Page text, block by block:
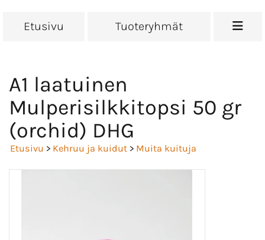
Etusivu Tuoteryhmät
A1 laatuinen
Mulperisilkkitopsi 50 gr
(orchid) DHG
Etusivu > Kehruu ja kuidut > Muita kuituja